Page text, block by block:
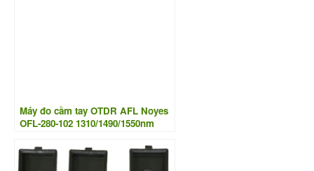
Máy đo cầm tay OTDR AFL Noyes
OFL-280-102 1310/1490/1550nm